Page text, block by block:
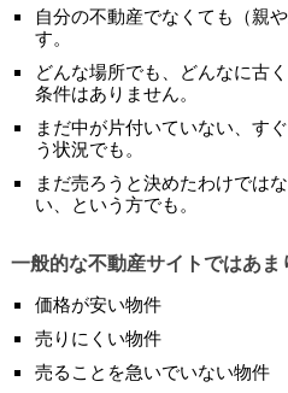
自分の不動産でなくても（親
す。
どんな場所でも、どんなに古
条件はありません。
まだ中が片付いていない、す
う状況でも。
まだ売ろうと決めたわけでは
い、という方でも。
一般的な不動産サイトではあ
価格が安い物件
売りにくい物件
売ることを急いでいない物件